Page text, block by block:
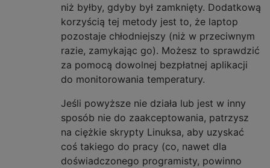
niż byłby, gdyby był zamknięty. Dodatkową
korzyścią tej metody jest to, że laptop
pozostaje chłodniejszy (niż w przeciwnym
razie, zamykając go). Możesz to sprawdzić
za pomocą dowolnej bezpłatnej aplikacji
do monitorowania temperatury.
Jeśli powyższe nie działa lub jest w inny
sposób nie do zaakceptowania, patrzysz
na ciężkie skrypty Linuksa, aby uzyskać
coś takiego do pracy (co, nawet dla
doświadczonego programisty, powinno